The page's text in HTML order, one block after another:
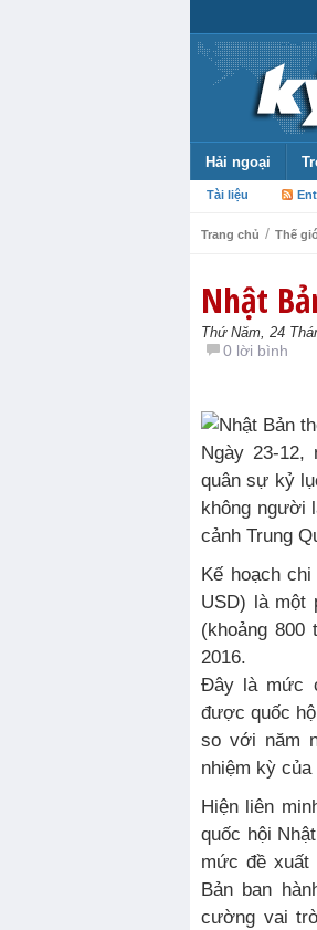
Hải ngoại
Tài liệu
Trang chủ / Thế
Nhật
Thứ Năm, 24
0 lời bình
Ngày 23-12, nội các Nhật Bản thông qua kế hoạch chi tiêu
quân sự kỷ
không người
cảnh Trung
Kế hoạch
USD) là một
(khoảng 800
2016.
Đây là mức
được quốc
so với năm
nhiệm kỳ
Hiện liên
quốc hội
mức đề xuất
Bản ban
cường vai